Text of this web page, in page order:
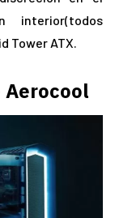
interior(todos
Tower ATX.
Aerocool